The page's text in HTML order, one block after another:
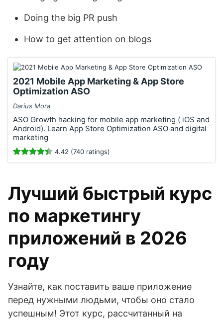
Doing the big PR push
How to get attention on blogs
2021 Mobile App Marketing & App Store
Optimization ASO
Darius Mora
ASO Growth hacking for mobile app marketing ( iOS and
Android). Learn App Store Optimization ASO and digital
marketing
4.42 (740 ratings)
Лучший быстрый курс
по маркетингу
приложений в 2026
году
Узнайте, как поставить ваше приложение
перед нужными людьми, чтобы оно стало
успешным! Этот курс, рассчитанный на